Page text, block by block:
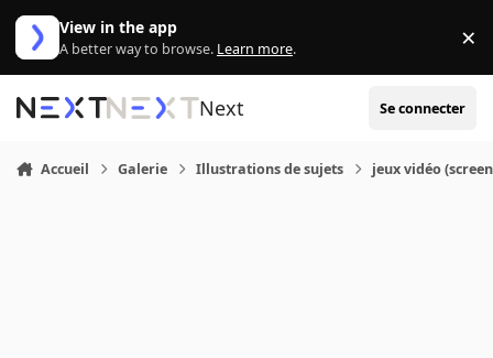
Aller au contenu
View in the app
A better way to browse. Learn more. ×
Next Se connecter
Accueil Galerie Illustrations de sujets jeux vidéo